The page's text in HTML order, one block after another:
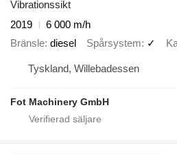
Vibrationssikt
2019
6 000 m/h
Bränsle diesel Spårsystem ✓
Tyskland, Willebadessen
Fot Machinery GmbH